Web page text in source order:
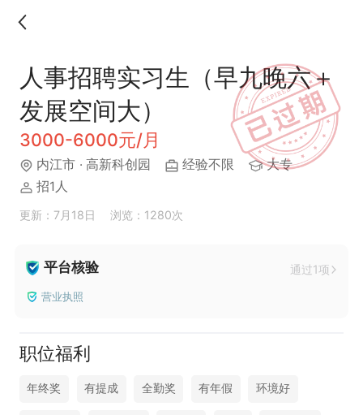
人事招聘实习生（早九晚六＋
发展空间大）
3000-6000元/月
内江市 · 高新科创园 经验不限
大专
招1人
更新：7月18日 浏览：1280次
平台核验 通过1项
营业执照
职位福利
年终奖 有提成 全勤奖 有年假 环境好